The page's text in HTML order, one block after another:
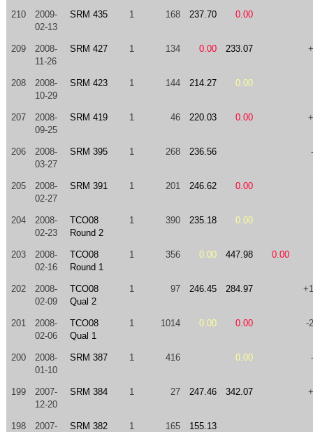
210
2009-
02-13
SRM 435 1 168 237.70 0.00
209
2008-
11-26
SRM 427 1 134 0.00 233.07
208
2008-
10-29
SRM 423 1 144 214.27 0.00
207
2008-
09-25
SRM 419 1 46 220.03 0.00
206
2008-
03-27
SRM 395 1 268 236.56
205
2008-
02-27
SRM 391 1 201 246.62 0.00
204
2008-
02-23
TCO08
Round 2
1 390 235.18 0.00
203
2008-
02-16
TCO08
Round 1
1 356 0.00 447.98 0.00
202
2008-
02-09
TCO08
Qual 2
1 97 246.45 284.97
201
2008-
02-06
TCO08
Qual 1
1 1014 0.00 0.00 -
200
2008-
01-10
SRM 387 1 416 0.00
199
2007-
12-20
SRM 384 1 27 247.46 342.07
198
2007-
SRM 382 1 165 155.13